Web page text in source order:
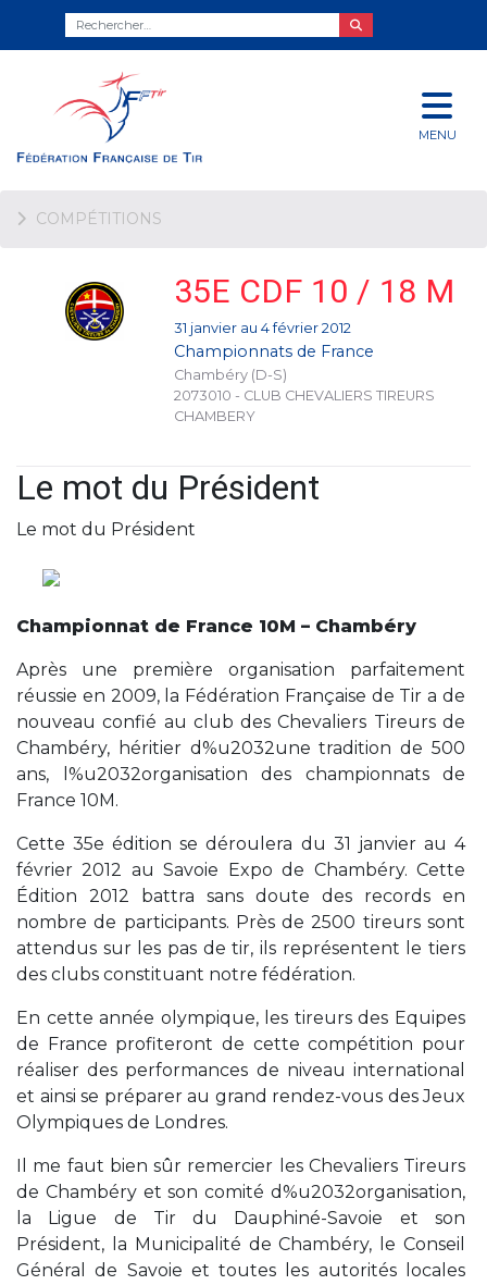
MENU
COMPÉTITIONS
35E CDF 10 / 18 M
31 janvier au 4 février 2012
Championnats de France
Chambéry (D-S)
2073010 - CLUB CHEVALIERS TIREURS
CHAMBERY
Le mot du Président
Le mot du Président
Championnat de France 10M – Chambéry
Après une première organisation parfaitement
réussie en 2009, la Fédération Française de Tir a de
nouveau confié au club des Chevaliers Tireurs de
Chambéry, héritier d%u2032une tradition de 500
ans, l%u2032organisation des championnats de
France 10M.
Cette 35e édition se déroulera du 31 janvier au 4
février 2012 au Savoie Expo de Chambéry. Cette
Édition 2012 battra sans doute des records en
nombre de participants. Près de 2500 tireurs sont
attendus sur les pas de tir, ils représentent le tiers
des clubs constituant notre fédération.
En cette année olympique, les tireurs des Equipes
de France profiteront de cette compétition pour
réaliser des performances de niveau international
et ainsi se préparer au grand rendez-vous des Jeux
Olympiques de Londres.
Il me faut bien sûr remercier les Chevaliers Tireurs
de Chambéry et son comité d%u2032organisation,
la Ligue de Tir du Dauphiné-Savoie et son
Président, la Municipalité de Chambéry, le Conseil
Général de Savoie et toutes les autorités locales